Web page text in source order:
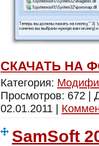
СКАЧАТЬ НА
Категория:
Просмотров: 672 |
02.01.2011 |
SamSoft